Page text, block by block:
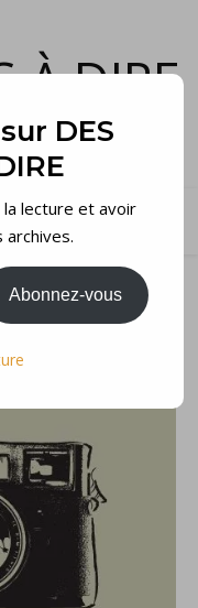
À DIRE
DES
lecture et avoir
archives.
Abonnez-vous